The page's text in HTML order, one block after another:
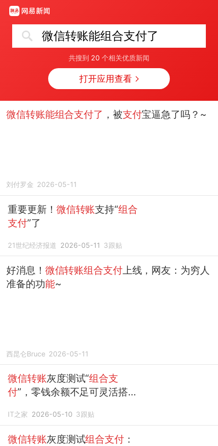
微信转账能组合支付了
共搜到 20 个相关优质新闻
打开应用查看
微信转账能组合支付了 ，被支付宝逼急了吗？~
刘付罗金 2026-05-11
重要更新！ 微信转账支持“组合
支付”了
21世纪经济报道 2026-05-11 3跟贴
好消息！ 微信转账组合支付上线，网友：为穷人
准备的功能~
西昆仑Bruce 2026-05-11
微信转账灰度测试“组合支
付”，零钱余额不足可灵活搭配
IT之家 2026-05-10 3跟贴
微信转账灰度测试组合支付：